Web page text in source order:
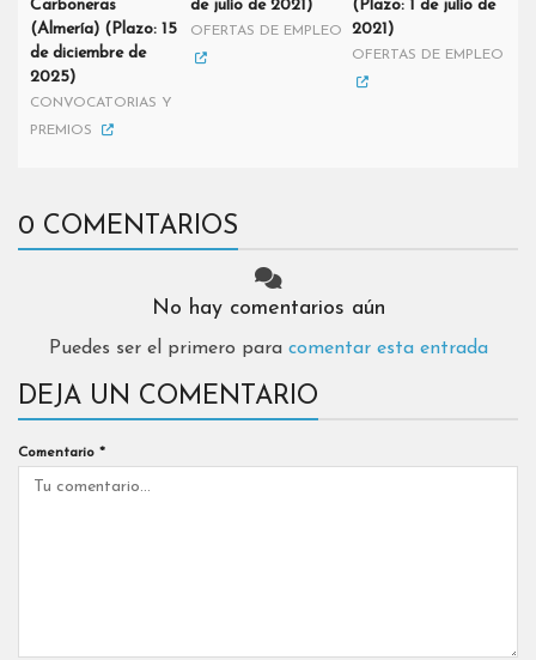
Carboneras
(Almería) (Plazo: 15
de diciembre de
2025)
CONVOCATORIAS Y
PREMIOS
de julio de 2021)
OFERTAS DE EMPLEO
(Plazo: 1 de julio de
2021)
OFERTAS DE EMPLEO
0 COMENTARIOS
No hay comentarios aún
Puedes ser el primero para comentar esta entrada
DEJA UN COMENTARIO
Comentario *